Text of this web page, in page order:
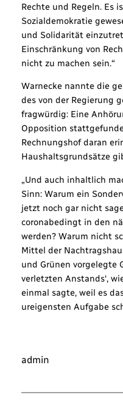
Rechte und Regeln. Es
Sozialdemokratie
und Solidarität
Einschränkung von
nicht zu machen sein.“
Warnecke nannte die
des von der Regierung
fragwürdig: Eine
Opposition
Rechnungshof daran
Haushaltsgrundsätze
„Und auch inhaltlich
Sinn: Warum ein
jetzt noch gar nicht
coronabedingt in den
werden? Warum nicht
Mittel der
und Grünen vorgelegte
verletzten Anstands‘,
einmal sagte, weil es
ureigensten Aufgabe
admin